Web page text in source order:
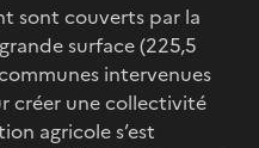
sont couverts par la
surface (225,5
intervenues
créer une collectivité
agricole s’est